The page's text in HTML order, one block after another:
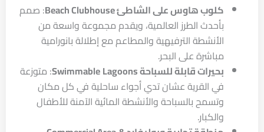
كلوب هاوس على الشاطئ Beach Clubhouse
: صمم
بأحدث الطرز العالمية، ويقدم مجموعة واسعة من
الأنشطة الترفيهية والمطاعم مع إطلالة بانورامية
مباشرة على البحر.
بحيرات قابلة للسباحة SwimmableLagoons
: متوزعة
في القرية عشان تدي أجواء ساحلية في كل مكان
وتسمح بالسباحة والأنشطة المائية الآمنة للأطفال
والكبار.